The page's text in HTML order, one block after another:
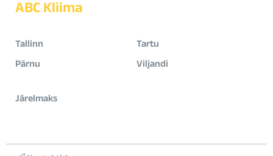
ABC Kliima
Tallinn
Tartu
Pärnu
Viljandi
Järelmaks